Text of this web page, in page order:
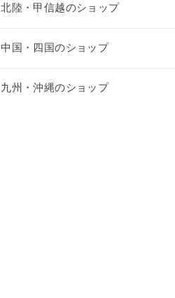
北陸・甲信越のショップ
中国・四国のショップ
九州・沖縄のショップ